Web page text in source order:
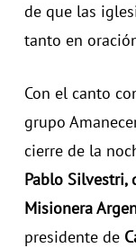
de que las
tanto en
Con el canto
grupo
cierre de la
Pablo Silvestri,
Misionera
presidente de